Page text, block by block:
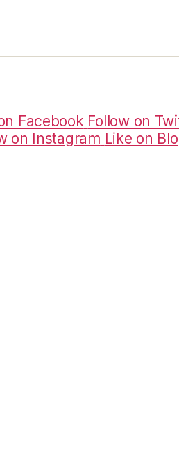
Facebook Follow on
on Instagram Like on